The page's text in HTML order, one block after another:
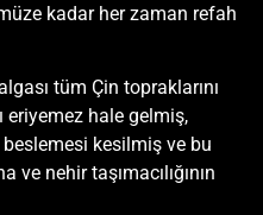
kadar her zaman refah
tüm Çin topraklarını
eriyemez hale gelmiş,
kesilmiş ve bu
nehir taşımacılığının